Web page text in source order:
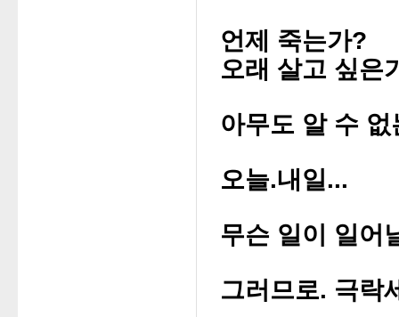
언제 죽는가?
오래 살고 싶은
아무도 알 수
오늘.내일...
무슨 일이 일어
그러므로. 극락